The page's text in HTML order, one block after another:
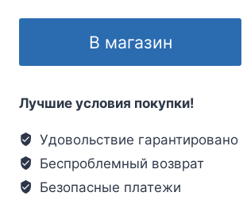
В магазин
Лучшие условия покупки!
Удовольствие гарантировано
Беспроблемный возврат
Безопасные платежи